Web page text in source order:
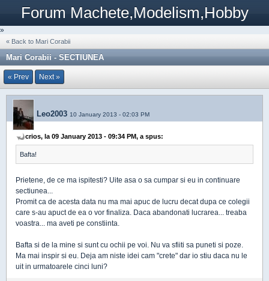
Forum Machete,Modelism,Hobby
»
« Back to Mari Corabii
Mari Corabii - SECTIUNEA
« Prev Next »
Leo2003 10 January 2013 - 02:03 PM
crios, la 09 January 2013 - 09:34 PM, a spus:
Bafta!
Prietene, de ce ma ispitesti? Uite asa o sa cumpar si eu in continuare
sectiunea...
Promit ca de acesta data nu ma mai apuc de lucru decat dupa ce colegii
care s-au apuct de ea o vor finaliza. Daca abandonati lucrarea... treaba
voastra... ma aveti pe constiinta.
Bafta si de la mine si sunt cu ochii pe voi. Nu va sfiiti sa puneti si poze.
Ma mai inspir si eu. Deja am niste idei cam "crete" dar io stiu daca nu le
uit in urmatoarele cinci luni?